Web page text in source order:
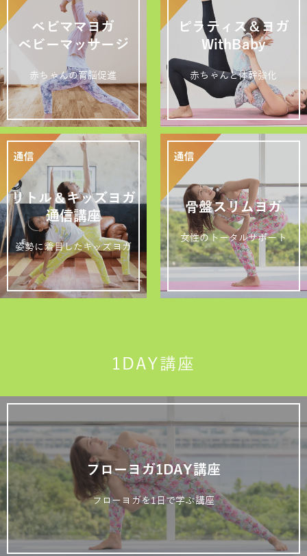
ベビママヨガ
ベビーマッサージ
赤ちゃんの育脳促進
ピラティス＆ヨガ
WithBaby
赤ちゃんと体幹強化
リトル＆キッズヨガ
通信講座
姿勢に着目したキッズヨガ
骨盤スリムヨガ
女性のトータルサポート
1DAY講座
フローヨガ1DAY講座
フローヨガを1日で学ぶ講座